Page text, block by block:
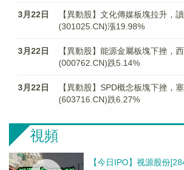
3月22日
【異動股】文化傳媒板塊拉升，
(301025.CN)漲19.98%
3月22日
【異動股】能源金屬板塊下挫，
(000762.CN)跌5.14%
3月22日
【異動股】SPD概念板塊下挫，
(603716.CN)跌6.27%
視頻
【今日IPO】视源股份